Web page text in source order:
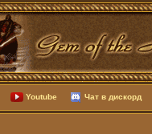
Youtube Чат в дискорд